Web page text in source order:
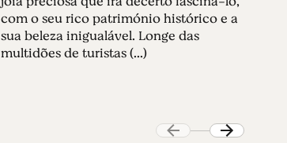
com o seu rico património histórico e a
sua beleza inigualável. Longe das
multidões de turistas (...)